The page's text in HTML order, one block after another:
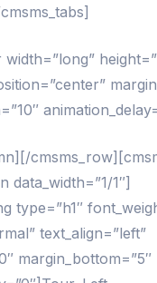
width=”long”
data_width=”1/1″]
type=”h1″
text_align=”left”
margin_bottom=”5″